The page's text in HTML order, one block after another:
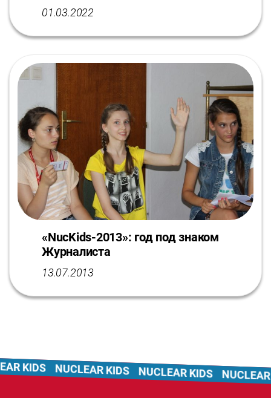
01.03.2022
«NucKids-2013»: год под знаком
Журналиста
13.07.2013
KIDS NUCLEAR KIDS NUCLEAR KIDS NUCLEAR